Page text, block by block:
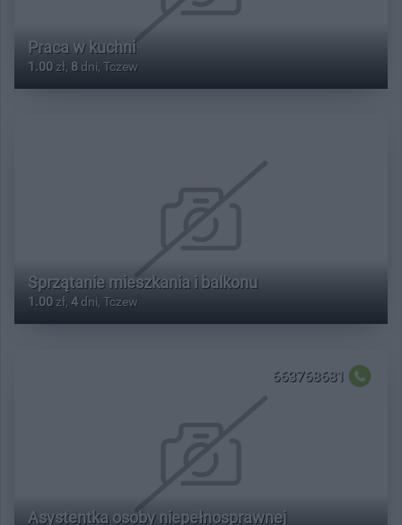
Praca w kuchni
1.00 zł, 8 dni, Tczew
Sprzątanie mieszkania i balkonu
1.00 zł, 4dni, Tczew
663768681
Asystentka osoby niepełnosprawnej